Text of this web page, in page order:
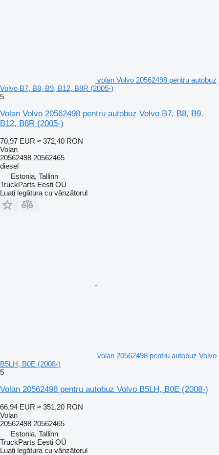
volan Volvo 20562498 pentru autobuz
Volvo B7, B8, B9, B12, B8R (2005-)
5
Volan Volvo 20562498 pentru autobuz Volvo B7, B8, B9,
B12, B8R (2005-)
70,97 EUR ≈ 372,40 RON
Volan
20562498 20562465
diesel
Estonia, Tallinn
TruckParts Eesti OÜ
Luați legătura cu vânzătorul
volan 20562498 pentru autobuz Volvo
B5LH, B0E (2008-)
5
Volan 20562498 pentru autobuz Volvo B5LH, B0E (2008-)
66,94 EUR ≈ 351,20 RON
Volan
20562498 20562465
Estonia, Tallinn
TruckParts Eesti OÜ
Luați legătura cu vânzătorul